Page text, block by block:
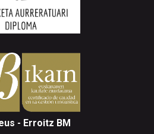
- Erroitz BM